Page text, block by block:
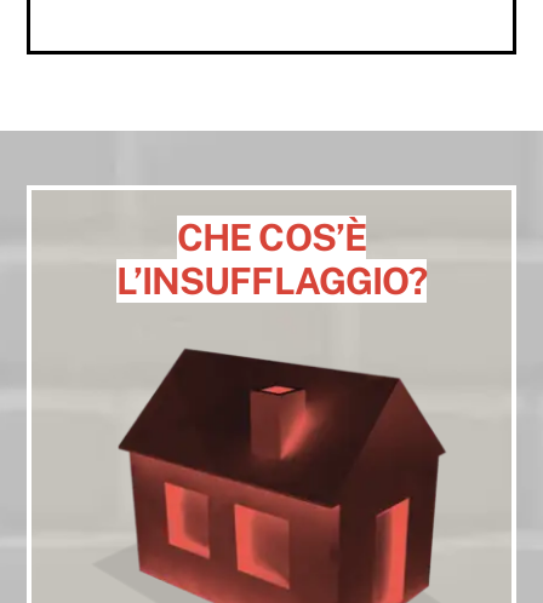
CHE COS’È
L’INSUFFLAGGIO?